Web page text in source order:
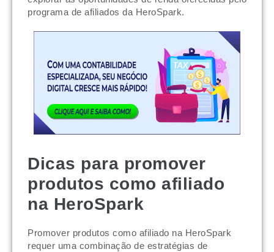
programa de afiliados da HeroSpark.
Dicas para promover
produtos como afiliado
na HeroSpark
Promover produtos como afiliado na HeroSpark
requer uma combinação de estratégias de